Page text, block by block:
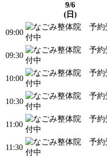
9/6
(日)
09:00
09:30
10:00
10:30
11:00
11:30